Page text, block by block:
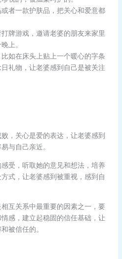
者一款护肤品，把关心和爱意都
牌游戏，邀请老婆的朋友来家里
上。
如在床头上贴上一个暖心的字条
礼物，让老婆感到自己是被关注
，关心是爱的表达，让老婆感到
与自己亲近。
受，听取她的意见和想法，培养
式，让老婆感到被重视，感到自
互关系中最重要的因素之一，要
感，建立起稳固的信任基础，让
被信任的。